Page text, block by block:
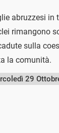
abruzzesi in
rimangono
sulla
la comunità.
29